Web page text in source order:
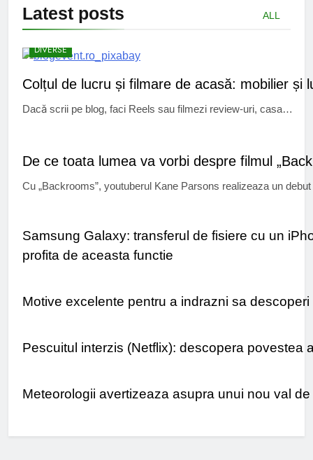
Latest posts ALL
DIVERSE
Colțul de lucru și filmare de acasă: mobilier
Dacă scrii pe blog, faci Reels sau filmezi review-uri, casa…
De ce toata lumea va vorbi despre filmul
Cu „Backrooms”, youtuberul Kane Parsons realizeaza un
Samsung Galaxy: transferul de fisiere cu un
profita de aceasta functie
Motive excelente pentru a indrazni sa
Pescuitul interzis (Netflix): descopera
Meteorologii avertizeaza asupra unui nou val